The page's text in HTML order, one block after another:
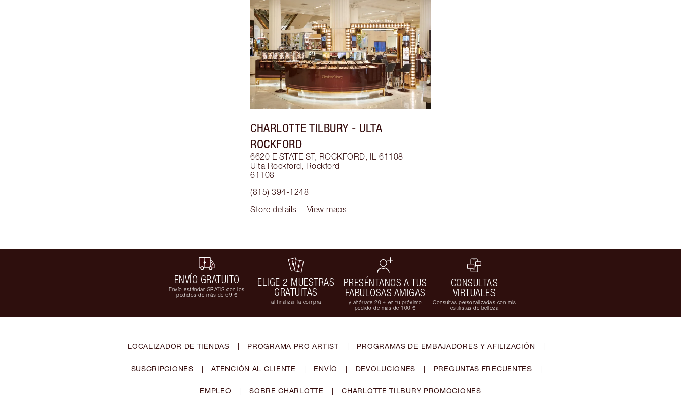
CHARLOTTE TILBURY - ULTA
ROCKFORD
6620 E STATE ST, ROCKFORD, IL 61108
Ulta Rockford, Rockford
61108
(815) 394-1248
Store details
View maps
ENVÍO GRATUITO
Envío estándar GRATIS con los
pedidos de más de 59 €
ELIGE 2 MUESTRAS
GRATUITAS
al finalizar la compra
PRESÉNTANOS A TUS
FABULOSAS AMIGAS
y ahórrate 20 € en tu próximo
pedido de más de 100 €
CONSULTAS
VIRTUALES
Consultas personalizadas con mis
estilistas de belleza
LOCALIZADOR DE TIENDAS | PROGRAMA PRO ARTIST | PROGRAMAS DE EMBAJADORES Y AFILIZACIÓN |
SUSCRIPCIONES | ATENCIÓN AL CLIENTE | ENVÍO | DEVOLUCIONES | PREGUNTAS FRECUENTES |
EMPLEO | SOBRE CHARLOTTE | CHARLOTTE TILBURY PROMOCIONES